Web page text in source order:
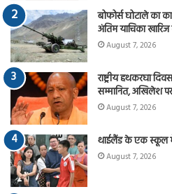
बोफोर्स घोटाले का
अंतिम याचिका
August 7, 2026
राष्ट्रीय हथकरघा
सम्मानित, अखिलेश
August 7, 2026
थाईलैंड के एक स्कूल में
August 7, 2026